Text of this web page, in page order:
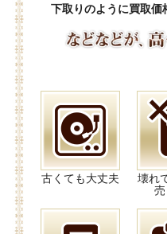
下取りのように買取価
古くても大丈夫
壊れ